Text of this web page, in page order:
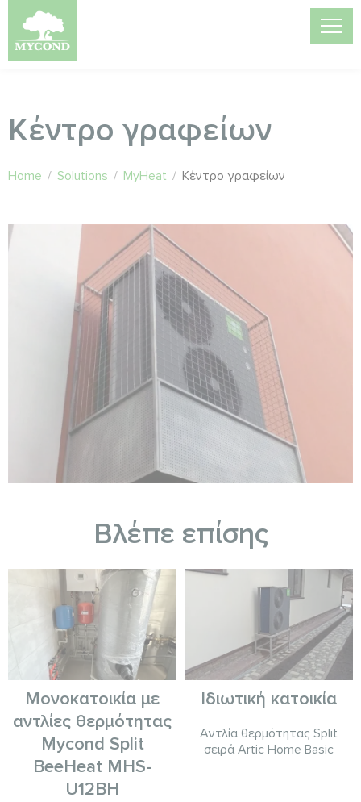
Κέντρο γραφείων
Home / Solutions / MyHeat / Κέντρο γραφείων
Βλέπε επίσης
Μονοκατοικία με
αντλίες θερμότητας
Mycond Split
BeeHeat MHS-
U12BH
Ιδιωτική κατοικία
Αντλία θερμότητας Split
σειρά Artic Home Basic